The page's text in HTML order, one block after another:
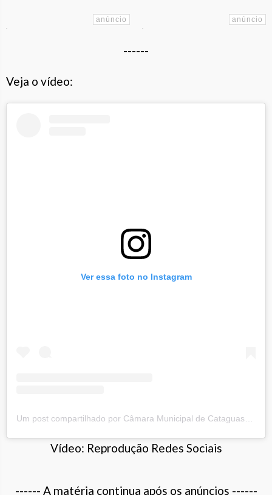
------
Veja o vídeo:
Ver essa foto no Instagram
Vídeo: Reprodução Redes Sociais
------ A matéria continua após os anúncios ------